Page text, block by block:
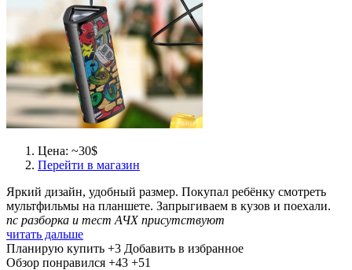
Цена: ~30$
Перейти в магазин
Яркий дизайн, удобный размер. Покупал ребёнку смотреть
мультфильмы на планшете. Запрыгиваем в кузов и поехали.
пс разборка и тест АЧХ присутствуют
читать дальше
Планирую купить +3 Добавить в избранное
Обзор понравился +43 +51